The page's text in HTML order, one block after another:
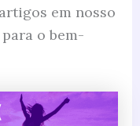
em nosso
o bem-